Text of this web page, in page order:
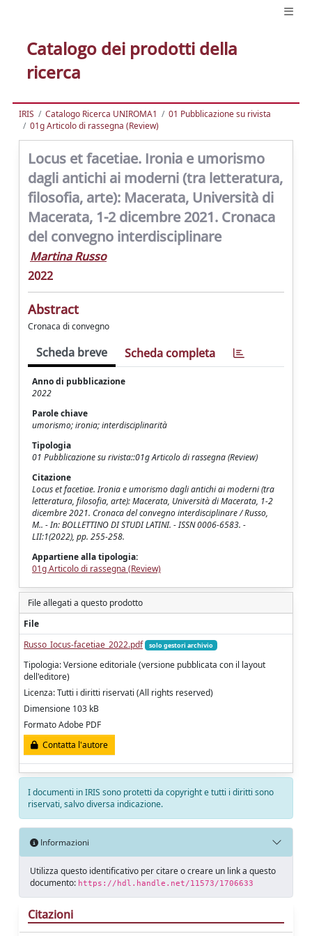
Catalogo dei prodotti della
ricerca
IRIS Catalogo Ricerca UNIROMA1
01 Pubblicazione su rivista
01g Articolo di rassegna (Review)
Locus et facetiae. Ironia e umorismo
dagli antichi ai moderni (tra letteratura,
filosofia, arte): Macerata, Università di
Macerata, 1-2 dicembre 2021. Cronaca
del convegno interdisciplinare
Martina Russo
2022
Abstract
Cronaca di convegno
Scheda breve Scheda completa
Anno di pubblicazione
2022
Parole chiave
umorismo; ironia; interdisciplinarità
Tipologia
01 Pubblicazione su rivista::01g Articolo di rassegna (Review)
Citazione
Locus et facetiae. Ironia e umorismo dagli antichi ai moderni (tra
letteratura, filosofia, arte): Macerata, Università di Macerata, 1-2
dicembre 2021. Cronaca del convegno interdisciplinare / Russo,
M.. - In: BOLLETTINO DI STUDI LATINI. - ISSN 0006-6583. -
LII:1(2022), pp. 255-258.
Appartiene alla tipologia:
01g Articolo di rassegna (Review)
File allegati a questo prodotto
File
Russo_Iocus-facetiae_2022.pdf
solo gestori archivio
Tipologia: Versione editoriale (versione pubblicata con il layout
dell'editore)
Licenza: Tutti i diritti riservati (All rights reserved)
Dimensione 103 kB
Formato Adobe PDF
Contatta l'autore
I documenti in IRIS sono protetti da copyright e tutti i diritti sono
riservati, salvo diversa indicazione.
Informazioni
Utilizza questo identificativo per citare o creare un link a questo
documento: https://hdl.handle.net/11573/1706633
Citazioni